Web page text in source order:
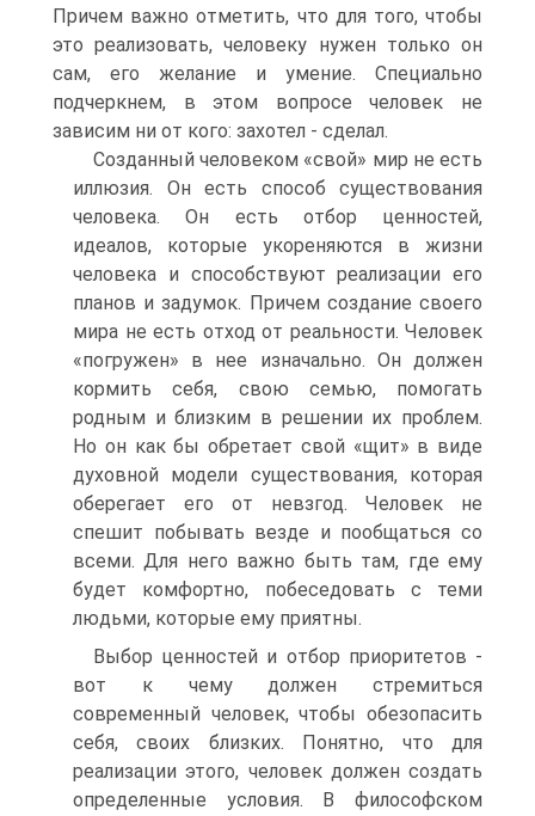
Причем важно отметить, что для того, чтобы
это реализовать, человеку нужен только он
сам, его желание и умение. Специально
подчеркнем, в этом во­просе человек не
зависим ни от кого: захотел - сделал.
Созданный человеком «свой» мир не есть
иллюзия. Он есть способ существования
чело­века. Он есть отбор ценностей,
идеалов, которые укореняются в жизни
человека и способ­ствуют реализации его
планов и задумок. Причем создание своего
мира не есть отход от ре­альности. Человек
«погружен» в нее изначально. Он должен
кормить себя, свою семью, по­могать
родным и близким в решении их проблем.
Но он как бы обретает свой «щит» в виде
духовной модели существования, которая
оберегает его от невзгод. Человек не
спешит по­бывать везде и пообщаться со
всеми. Для него важно быть там, где ему
будет комфортно, побеседовать с теми
людьми, которые ему приятны.
Выбор ценностей и отбор приоритетов -
вот к чему должен стремиться
современный че­ловек, чтобы обезопасить
себя, своих близких. Понятно, что для
реализации этого, человек должен создать
определенные условия. В философском